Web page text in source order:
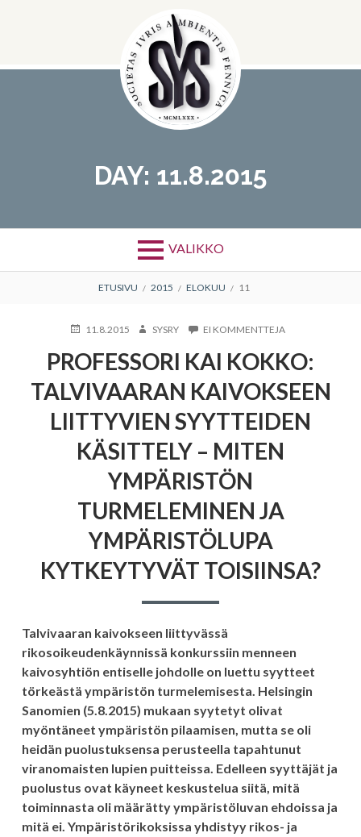
DAY: 11.8.2015
VALIKKO
MURUPOLKU
ETUSIVU 2015 ELOKUU 11
KIRJOITETTU
11.8.2015 KIRJOITTAJA
SYSRY EI KOMMENTTEJA
KAI
KOKKO:
TALVIVAARAN
KAIVOKSEEN
LIITTYVIEN
SYYTTEIDEN
TOISIINSA?
PROFESSORI KAI KOKKO:
TALVIVAARAN KAIVOKSEEN
LIITTYVIEN SYYTTEIDEN
KÄSITTELY – MITEN
YMPÄRISTÖN
TURMELEMINEN JA
YMPÄRISTÖLUPA
KYTKEYTYVÄT TOISIINSA?
Talvivaaran kaivokseen liittyvässä
rikosoikeudenkäynnissä konkurssiin menneen
kaivosyhtiön entiselle johdolle on luettu syytteet
törkeästä ympäristön turmelemisesta. Helsingin
Sanomien (5.8.2015) mukaan syytetyt olivat
myöntäneet ympäristön pilaamisen, mutta se oli
heidän puolustuksensa perusteella tapahtunut
viranomaisten lupien puitteissa. Edelleen syyttäjät ja
puolustus ovat käyneet keskustelua siitä, mitä
toiminnasta oli määrätty ympäristöluvan ehdoissa ja
mitä ei. Ympäristörikoksissa yhdistyy rikos- ja